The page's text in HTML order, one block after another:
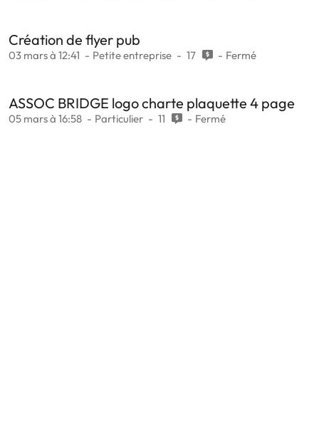
Création de flyer pub
03 mars à 12:41 Petite entreprise 17 Fermé
ASSOC BRIDGE logo charte plaquette 4 page
05 mars à 16:58 Particulier 11 Fermé